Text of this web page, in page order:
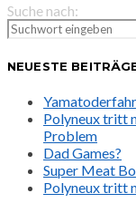
Suche nach:
NEUESTE
Polyneux tritt
Problem
Dad Games?
Super Meat
Polyneux tritt